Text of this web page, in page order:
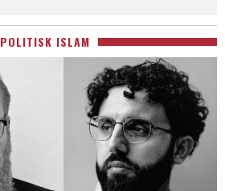
POLITISK ISLAM